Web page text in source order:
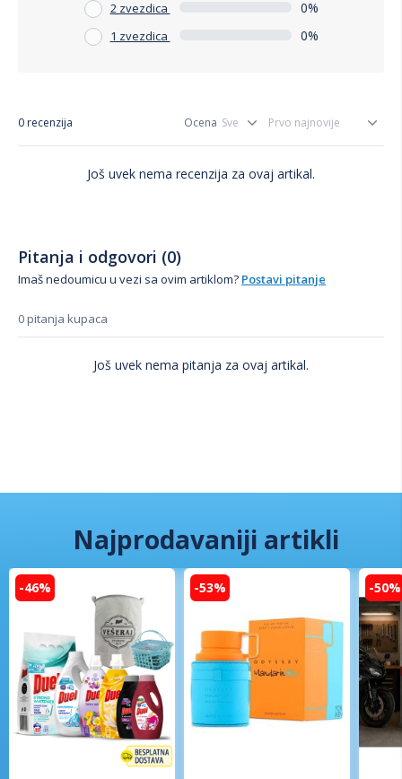
2 zvezdica 0%
1 zvezdica 0%
0 recenzija Ocena
Još uvek nema recenzija za ovaj artikal.
Pitanja i odgovori (0)
Imaš nedoumicu u vezi sa ovim artiklom? Postavi pitanje
0 pitanja kupaca
Još uvek nema pitanja za ovaj artikal.
Najprodavaniji artikli
-46% -53% -50%